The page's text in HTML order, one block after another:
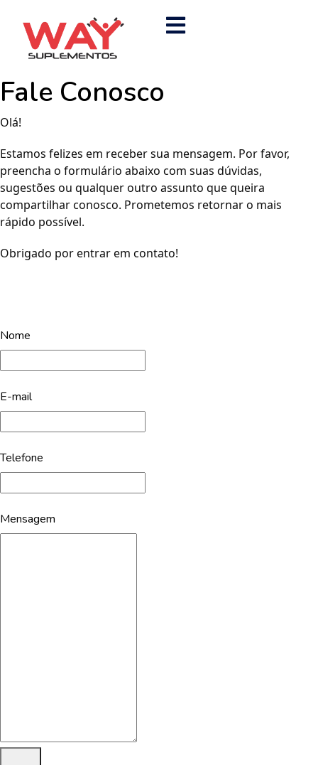
Fale Conosco
Olá!
Estamos felizes em receber sua mensagem. Por favor,
preencha o formulário abaixo com suas dúvidas,
sugestões ou qualquer outro assunto que queira
compartilhar conosco. Prometemos retornar o mais
rápido possível.
Obrigado por entrar em contato!
Nome
E-mail
Telefone
Mensagem